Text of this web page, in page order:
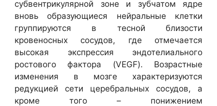
субвентрикулярной зоне и зубчатом ядре
вновь образующиеся нейральные клетки
группируются в тесной близости
кровеносных сосудов, где отмечается
высокая экспрессия эндотелиального
ростового фактора (VEGF). Возрастные
изменения в мозге характеризуются
редукцией сети церебральных сосудов, а
кроме того – понижением